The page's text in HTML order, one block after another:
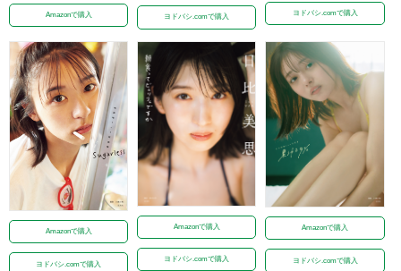
Amazonで購入 ヨドバシ.comで購入
ヨドバシ.comで購入
Amazonで購入
ヨドバシ.comで購入
Amazonで購入
ヨドバシ.comで購入
Amazonで購入
ヨドバシ.comで購入